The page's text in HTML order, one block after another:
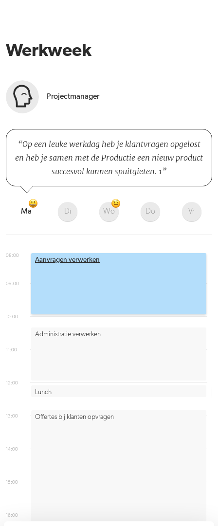
Werkweek
Projectmanager
Op een leuke werkdag heb je klantvragen opgelost
en heb je samen met de Productie een nieuw product
succesvol kunnen spuitgieten. 1
Ma Di Wo Do Vr
08:00
09:00
10:00
11:00
12:00
13:00
14:00
15:00
16:00
Aanvragen verwerken
Administratie verwerken
Lunch
Offertes bij klanten opvragen